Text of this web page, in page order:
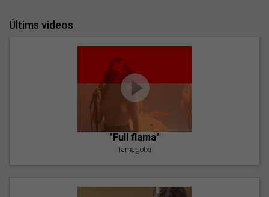
Últims videos
"Full flama"
Tamagotxi